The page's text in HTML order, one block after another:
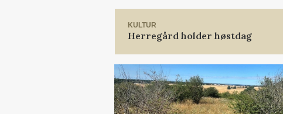
KULTUR
Herregård holder høstdag